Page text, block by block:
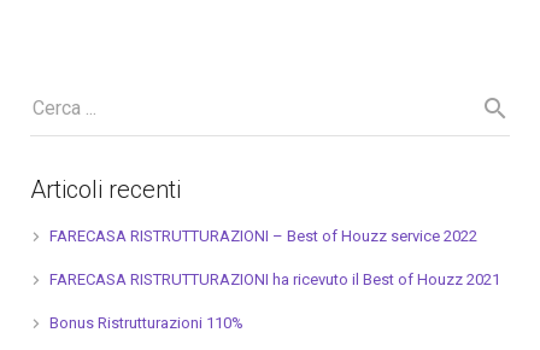
Articoli recenti
FARECASA RISTRUTTURAZIONI – Best of Houzz service 2022
FARECASA RISTRUTTURAZIONI ha ricevuto il Best of Houzz 2021
Bonus Ristrutturazioni 110%